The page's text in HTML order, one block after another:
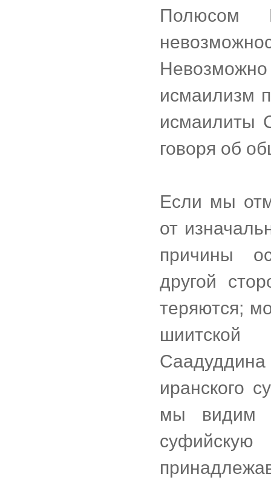
Полюсом
исмаилизм
исмаилиты
говоря об
Если мы
от
причины
другой
теряются;
шиитской
иранского
мы видим